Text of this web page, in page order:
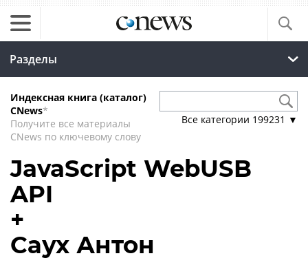
Разделы
Индексная книга (каталог)
CNews*
Получите все материалы
CNews по ключевому слову
Все категории 199231 ▼
JavaScript WebUSB
API
+
Саух Антон